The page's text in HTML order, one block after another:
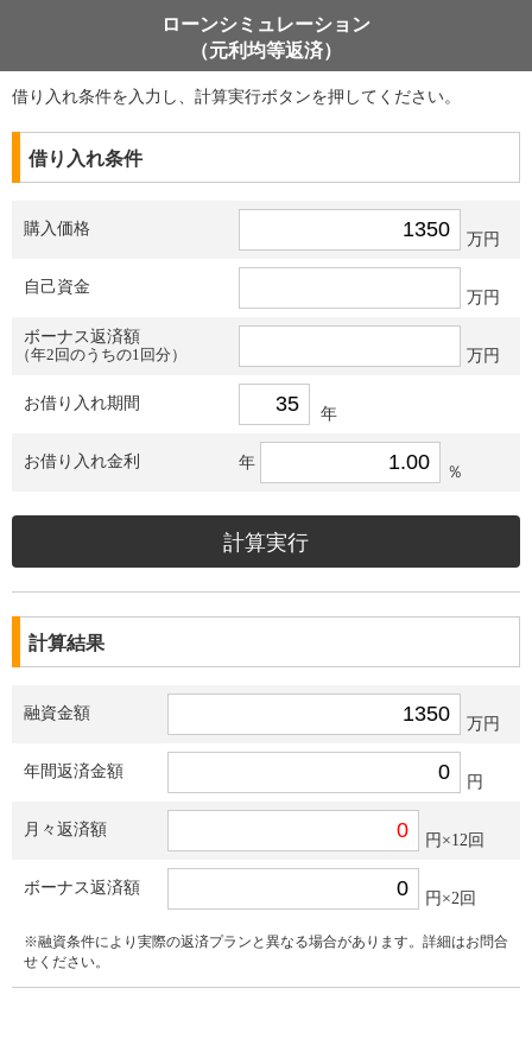
ローンシミュレーション
（元利均等返済）
借り入れ条件を入力し、計算実行ボタンを押してください。
借り入れ条件
購入価格
万円
自己資金
万円
ボーナス返済額
（年2回のうちの1回分）
万円
お借り入れ期間
年
お借り入れ金利 年
％
計算結果
融資金額
万円
年間返済金額
円
月々返済額
円×12回
ボーナス返済額
円×2回
※融資条件により実際の返済プランと異なる場合があります。詳細はお問合
せください。